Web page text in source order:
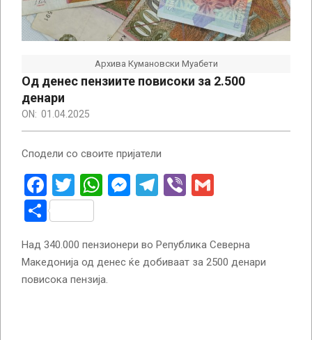
Архива Кумановски Муабети
Од денес пензиите повисоки за 2.500
денари
ON: 01.04.2025
Сподели со своите пријатели
Facebook
Twitter
WhatsApp
Messenger
Telegram
Viber
Share
Над 340.000 пензионери во Република Северна
Македонија од денес ќе добиваат за 2500 денари
повисока пензија.